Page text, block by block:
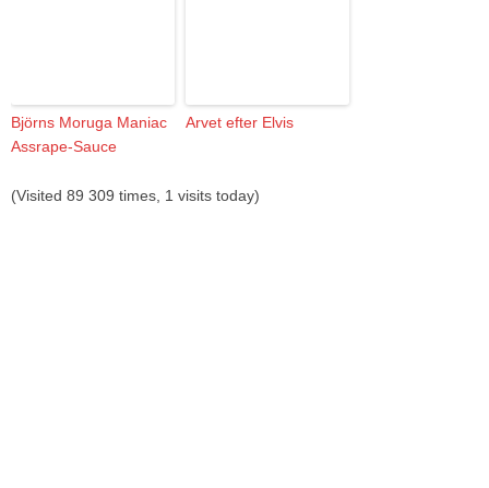
Björns Moruga Maniac
Assrape-Sauce
Arvet efter Elvis
(Visited 89 309 times, 1 visits today)